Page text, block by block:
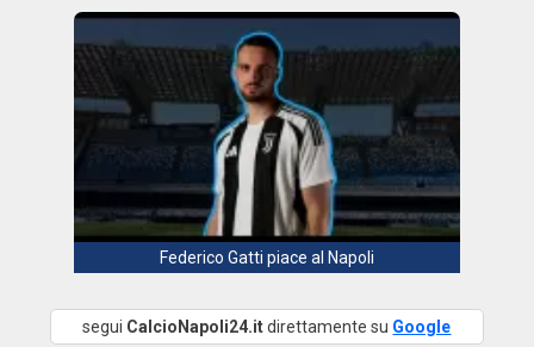
Federico Gatti piace al Napoli
segui CalcioNapoli24.itdirettamente su Google